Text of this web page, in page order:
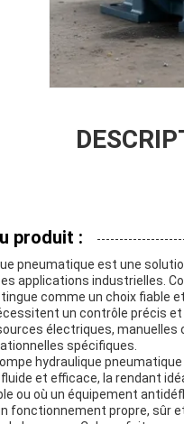
produit :
pneumatique est une
applications industrielles.
comme un choix fiable
un contrôle précis
électriques,
spécifiques.
hydraulique
et efficace, la rendant
ou où un équipement
fonctionnement propre, sûr